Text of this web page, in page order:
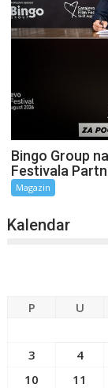
Bingo Group
Festivala
Magazin
Kalendar
P U
3
4
10
11